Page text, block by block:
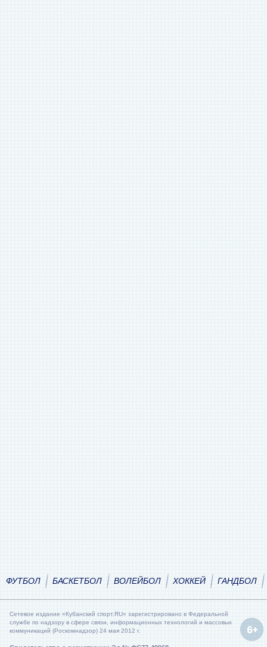
ФУТБОЛ БАСКЕТБОЛ ВОЛЕЙБОЛ ХОККЕЙ ГАНДБОЛ
Сетевое издание «Кубанский спорт.RU» зарегистрировано в Федеральной
службе по надзору в сфере связи, информационных технологий и массовых
коммуникаций (Роскомнадзор) 24 мая 2012 г.